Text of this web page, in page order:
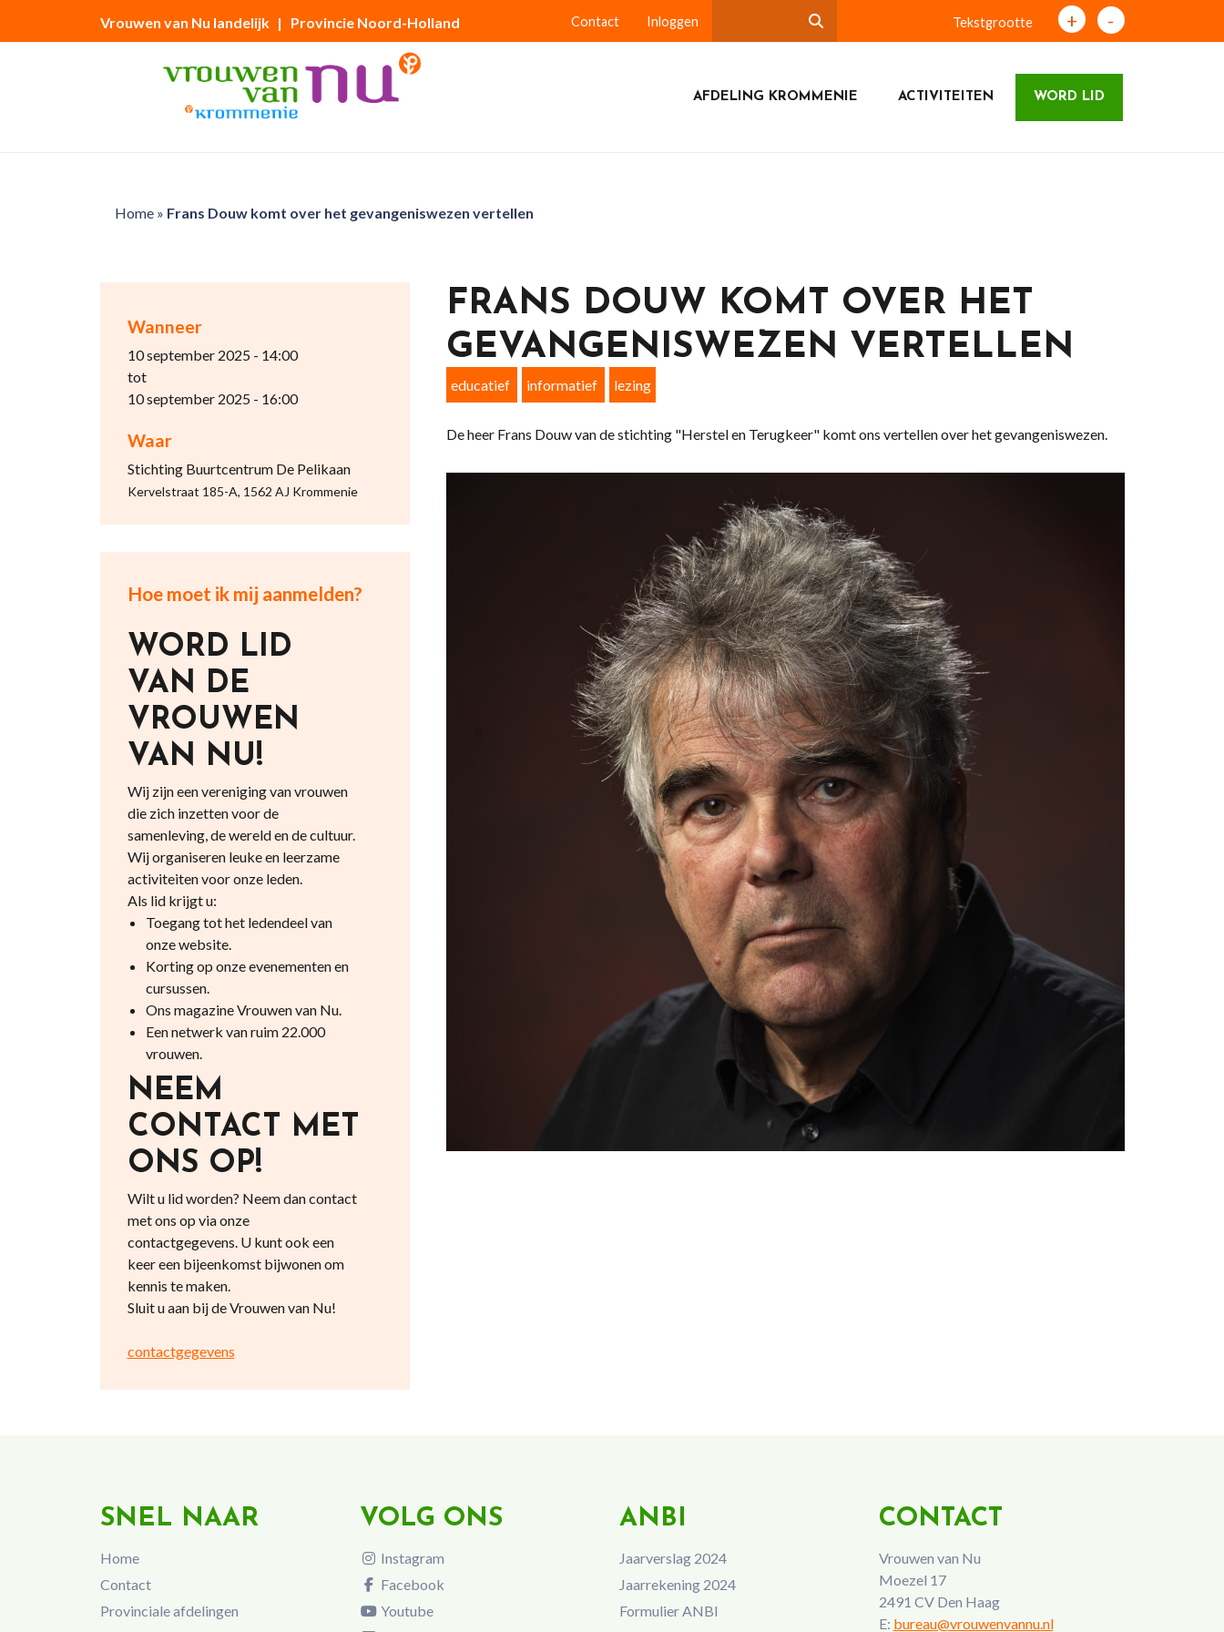
Vrouwen van Nu landelijk | Provincie Noord-Holland Contact Inloggen Tekstgrootte + -
AFDELING KROMMENIE ACTIVITEITEN WORD LID
Home» Frans Douw komt over het gevangeniswezen vertellen
Wanneer
10 september 2025 - 14:00
tot
10 september 2025 - 16:00
Waar
Stichting Buurtcentrum De Pelikaan
Kervelstraat 185-A, 1562 AJ Krommenie
Hoe moet ik mij aanmelden?
WORD LID
VAN DE
VROUWEN
VAN NU!
Wij zijn een vereniging van vrouwen
die zich inzetten voor de
samenleving, de wereld en de cultuur.
Wij organiseren leuke en leerzame
activiteiten voor onze leden.
Als lid krijgt u:
Toegang tot het ledendeel van
onze website.
Korting op onze evenementen en
cursussen.
Ons magazine Vrouwen van Nu.
Een netwerk van ruim 22.000
vrouwen.
NEEM
CONTACT MET
ONS OP!
Wilt u lid worden? Neem dan contact
met ons op via onze
contactgegevens. U kunt ook een
keer een bijeenkomst bijwonen om
kennis te maken.
Sluit u aan bij de Vrouwen van Nu!
contactgegevens
FRANS DOUW KOMT OVER HET
GEVANGENISWEZEN VERTELLEN
educatief informatief lezing
De heer Frans Douw van de stichting "Herstel en Terugkeer" komt ons vertellen over het gevangeniswezen.
SNEL NAAR
Home
Contact
Provinciale afdelingen
VOLG ONS
Instagram
Facebook
Youtube
ANBI
Jaarverslag 2024
Jaarrekening 2024
Formulier ANBI
CONTACT
Vrouwen van Nu
Moezel 17
2491 CV Den Haag
E: bureau@vrouwenvannu.nl